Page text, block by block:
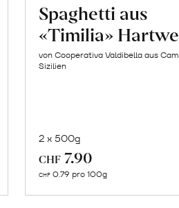
Spaghetti aus
«Timilia»
von Cooperativa Valdibella aus
Sizilien
2 x 500g
CHF 7.90
CHF 0.79 pro 100g